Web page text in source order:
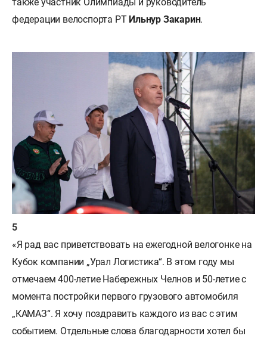
федерации велоспорта РТ Ильнур Закарин.
«Я рад вас приветствовать на ежегодной велогонке на
Кубок компании „Урал Логистика“. В этом году мы
отмечаем 400-летие Набережных Челнов и 50-летие с
момента постройки первого грузового автомобиля
„КАМАЗ“. Я хочу поздравить каждого из вас с этим
событием. Отдельные слова благодарности хотел бы